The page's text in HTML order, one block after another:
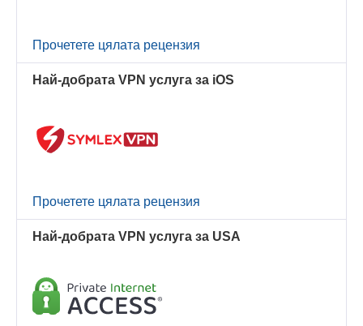
Прочетете цялата рецензия
Най-добрата VPN услуга за iOS
Прочетете цялата рецензия
Най-добрата VPN услуга за USA